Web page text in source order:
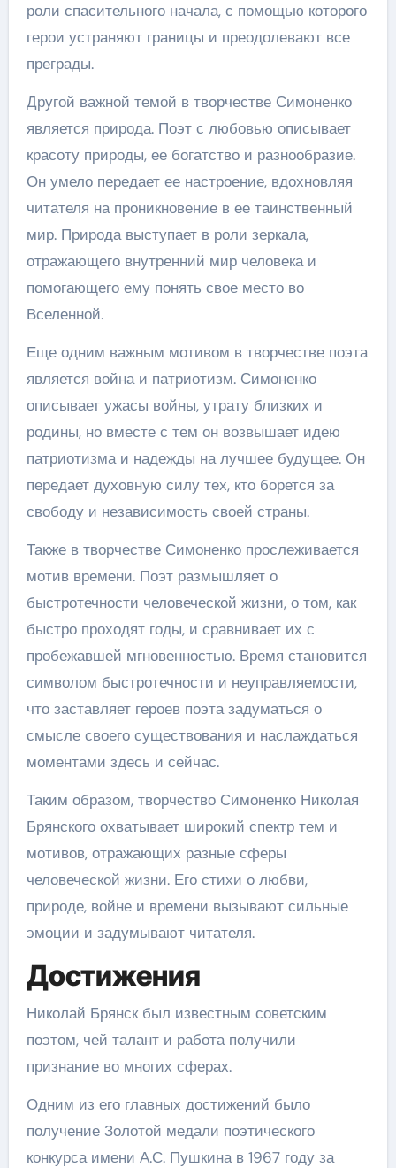
роли спасительного начала, с помощью которого
герои устраняют границы и преодолевают все
преграды.
Другой важной темой в творчестве Симоненко
является природа. Поэт с любовью описывает
красоту природы, ее богатство и разнообразие.
Он умело передает ее настроение, вдохновляя
читателя на проникновение в ее таинственный
мир. Природа выступает в роли зеркала,
отражающего внутренний мир человека и
помогающего ему понять свое место во
Вселенной.
Еще одним важным мотивом в творчестве поэта
является война и патриотизм. Симоненко
описывает ужасы войны, утрату близких и
родины, но вместе с тем он возвышает идею
патриотизма и надежды на лучшее будущее. Он
передает духовную силу тех, кто борется за
свободу и независимость своей страны.
Также в творчестве Симоненко прослеживается
мотив времени. Поэт размышляет о
быстротечности человеческой жизни, о том, как
быстро проходят годы, и сравнивает их с
пробежавшей мгновенностью. Время становится
символом быстротечности и неуправляемости,
что заставляет героев поэта задуматься о
смысле своего существования и наслаждаться
моментами здесь и сейчас.
Таким образом, творчество Симоненко Николая
Брянского охватывает широкий спектр тем и
мотивов, отражающих разные сферы
человеческой жизни. Его стихи о любви,
природе, войне и времени вызывают сильные
эмоции и задумывают читателя.
Достижения
Николай Брянск был известным советским
поэтом, чей талант и работа получили
признание во многих сферах.
Одним из его главных достижений было
получение Золотой медали поэтического
конкурса имени А.С. Пушкина в 1967 году за